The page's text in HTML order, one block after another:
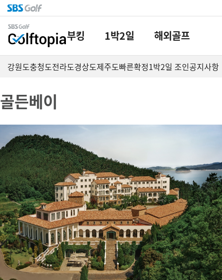
부킹 1박2일 해외골프
강원도충청도전라도경상도제주도빠른확정1박2일 조인공지사항
골든베이